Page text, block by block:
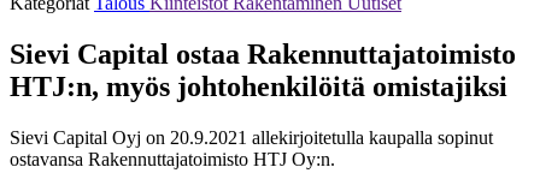
Sievi Capital ostaa Rakennuttajatoimisto
HTJ:n, myös johtohenkilöitä omistajiksi
Sievi Capital Oyj on 20.9.2021 allekirjoitetulla kaupalla sopinut
ostavansa Rakennuttajatoimisto HTJ Oy:n.